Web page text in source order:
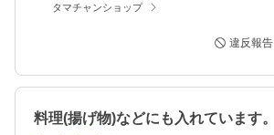
タマチャンショップ
違反報告
料理(揚げ物)などにも入れています。